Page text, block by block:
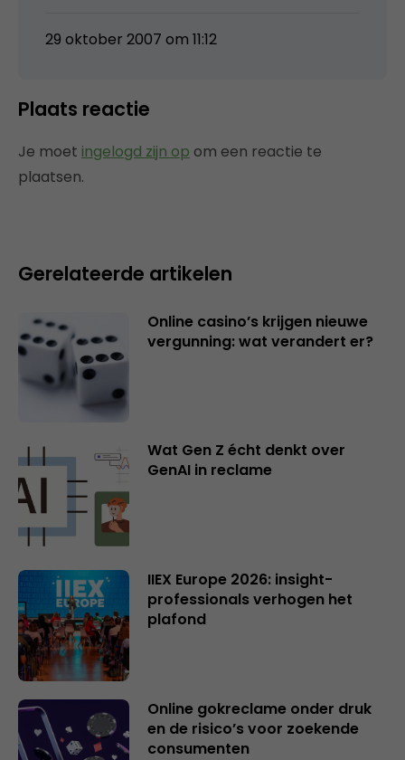
29 oktober 2007 om 11:12
Plaats reactie
Je moet ingelogd zijn op om een reactie te
plaatsen.
Gerelateerde artikelen
Online casino’s krijgen nieuwe
vergunning: wat verandert er?
Wat Gen Z écht denkt over
GenAI in reclame
IIEX Europe 2026: insight-
professionals verhogen het
plafond
Online gokreclame onder druk
en de risico’s voor zoekende
consumenten